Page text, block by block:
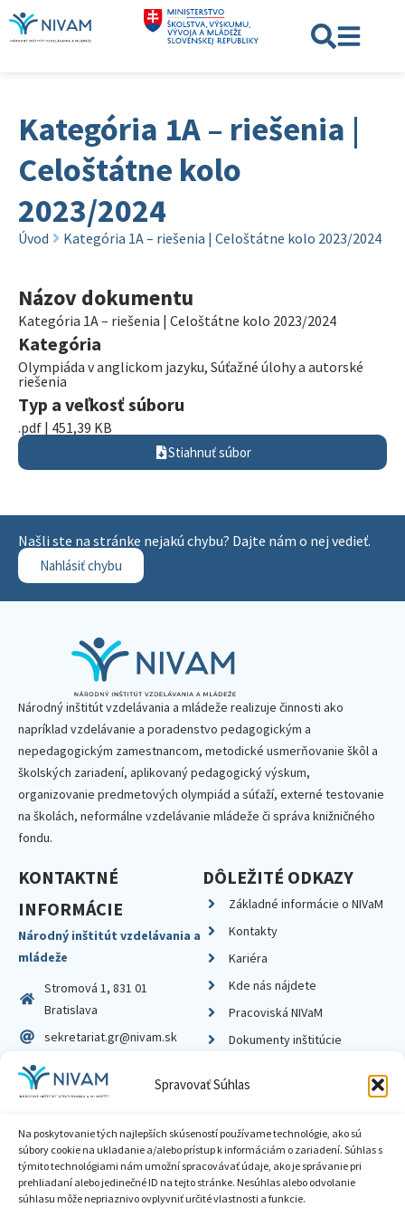
Spravovať Súhlas
Na poskytovanie tých najlepších skúseností používame technológie, ako sú
súbory cookie na ukladanie a/alebo prístup k informáciám o zariadení. Súhlas s
týmito technológiami nám umožní spracovávať údaje, ako je správanie pri
prehliadaní alebo jedinečné ID na tejto stránke. Nesúhlas alebo odvolanie
súhlasu môže nepriaznivo ovplyvniť určité vlastnosti a funkcie.
Kategória 1A – riešenia |
Celoštátne kolo
2023/2024
Úvod Kategória 1A – riešenia | Celoštátne kolo 2023/2024
Názov dokumentu
Kategória 1A – riešenia | Celoštátne kolo 2023/2024
Kategória
Olympiáda v anglickom jazyku, Súťažné úlohy a autorské
riešenia
Typ a veľkosť súboru
.pdf | 451,39 KB
Stiahnuť súbor
Našli ste na stránke nejakú chybu? Dajte nám o nej vedieť.
Nahlásiť chybu
Národný inštitút vzdelávania a mládeže realizuje činnosti ako
napríklad vzdelávanie a poradenstvo pedagogickým a
nepedagogickým zamestnancom, metodické usmerňovanie škôl a
školských zariadení, aplikovaný pedagogický výskum,
organizovanie predmetových olympiád a súťaží, externé testovanie
na školách, neformálne vzdelávanie mládeže či správa knižničného
fondu.
KONTAKTNÉ
INFORMÁCIE
Národný inštitút vzdelávania a
mládeže
Stromová 1, 831 01
Bratislava
sekretariat.gr@nivam.sk
IČO: 00164348
DIČ: 2020798714
DÔLEŽITÉ ODKAZY
Základné informácie o NIVaM
Kontakty
Kariéra
Kde nás nájdete
Pracoviská NIVaM
Dokumenty inštitúcie
Zásady ochrany súkromia